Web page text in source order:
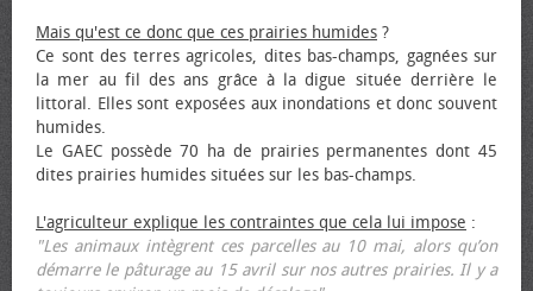
Mais qu'est ce donc que ces prairies humides ?
Ce sont des terres agricoles, dites bas-champs, gagnées sur
la mer au fil des ans grâce à la digue située derrière le
littoral. Elles sont exposées aux inondations et donc souvent
humides.
Le GAEC possède 70 ha de prairies permanentes dont 45
dites prairies humides situées sur les bas-champs.
L'agriculteur explique les contraintes que cela lui impose :
"Les animaux intègrent ces parcelles au 10 mai, alors qu’on
démarre le pâturage au 15 avril sur nos autres prairies. Il y a